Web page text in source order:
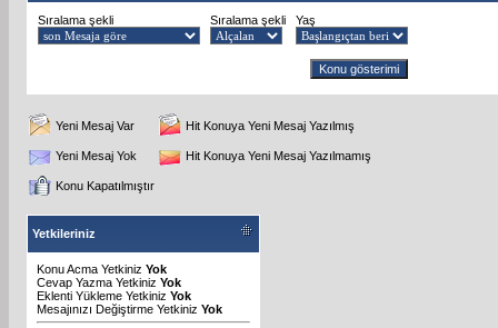
Sıralama şekli Sıralama şekli Yaş
Yeni Mesaj Var Hit Konuya Yeni Mesaj Yazılmış
Yeni Mesaj Yok Hit Konuya Yeni Mesaj Yazılmamış
Konu Kapatılmıştır
Yetkileriniz
Konu Acma Yetkiniz Yok
Cevap Yazma Yetkiniz Yok
Eklenti Yükleme Yetkiniz Yok
Mesajınızı Değiştirme Yetkiniz Yok